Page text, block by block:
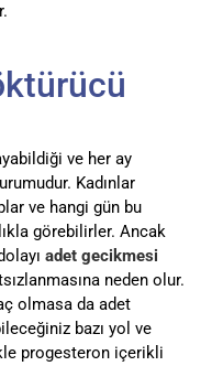
ve her ay
Kadınlar
ve hangi gün bu
görebilirler. Ancak
adet gecikmesi
neden olur.
olmasa da adet
bazı yol ve
progesteron içerikli